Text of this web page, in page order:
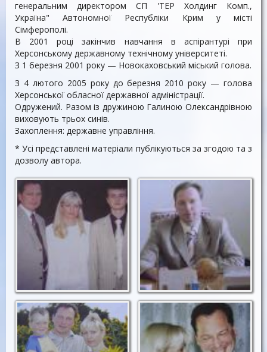
генеральним директором СП 'ТЕР Холдинг Комп.,
Україна" Автономної Республіки Крим у місті
Сімферополі.
В 2001 році закінчив навчання в аспірантурі при
Херсонському державному технічному університеті.
З 1 березня 2001 року — Новокаховський міський голова.
З 4 лютого 2005 року до березня 2010 року — голова
Херсонської обласної державної адміністрації.
Одружений. Разом із дружиною Галиною Олександрівною
виховують трьох синів.
Захоплення: державне управління.
* Усі представлені матеріали публікуються за згодою та з
дозволу автора.